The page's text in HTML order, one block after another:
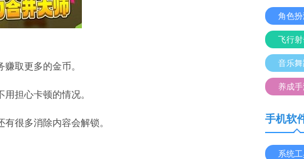
取更多的金币。
担心卡顿的情况。
很多消除内容会解锁。
角色
飞行
音乐
养成
手机软
系统